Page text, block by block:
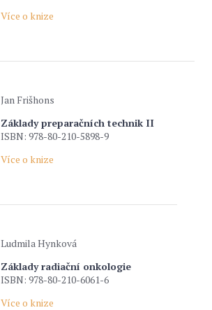
Více o knize
Jan Frišhons
Základy preparačních technik II
ISBN: 978-80-210-5898-9
Více o knize
Ludmila Hynková
Základy radiační onkologie
ISBN: 978-80-210-6061-6
Více o knize